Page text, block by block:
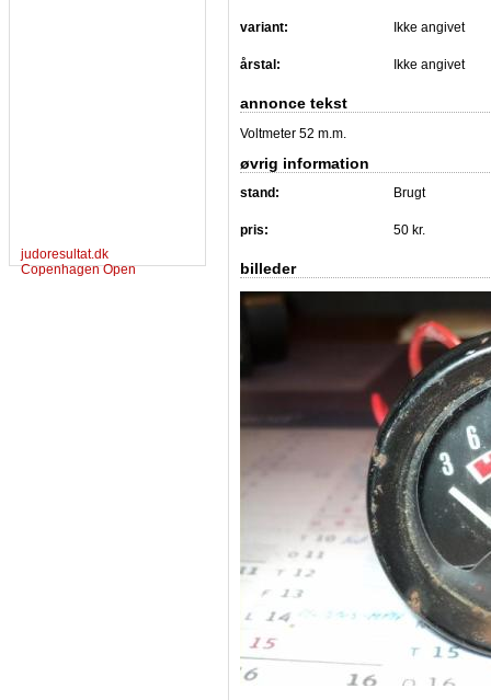
judoresultat.dk
Copenhagen Open
variant: Ikke angivet
årstal: Ikke angivet
annonce tekst
Voltmeter 52 m.m.
øvrig information
stand: Brugt
pris: 50 kr.
billeder